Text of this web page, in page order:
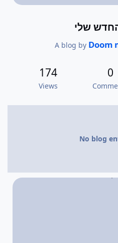
שלי
A blog by Doom
0
174
Views
No blog